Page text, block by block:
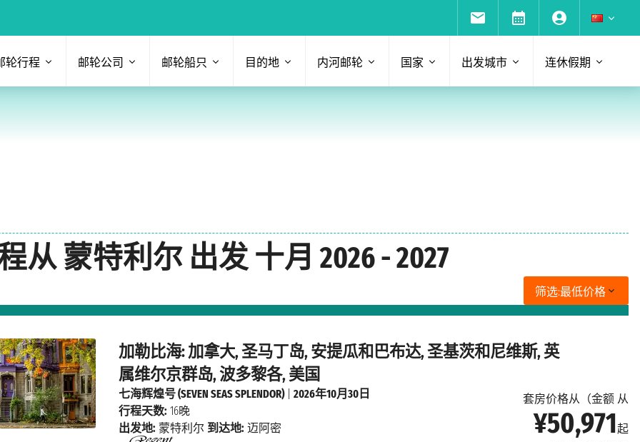
轮行程 邮轮公司 邮轮船只 目的地 内河邮轮 国家 出发城市 连休假期
蒙特利尔 出发 十月 2026 - 2027
筛选:最低价格
加勒比海: 加拿大, 圣马丁岛, 安提瓜和巴布达, 圣基茨和尼维斯, 英
属维尔京群岛, 波多黎各, 美国
套房价格从（金额 从
¥50,971起
七海辉煌号 (SEVEN SEAS SPLENDOR)|2026年10月30日
行程天数: 16晚
出发地: 蒙特利尔 到达地: 迈阿密